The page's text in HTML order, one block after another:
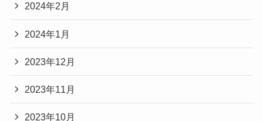
2024年2月
2024年1月
2023年12月
2023年11月
2023年10月